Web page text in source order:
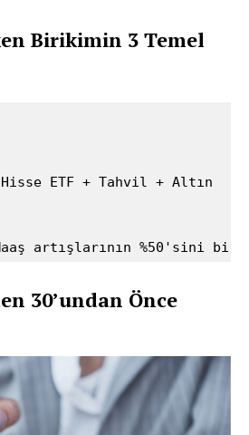
Birikimin 3 Temel
Hisse ETF + Tahvil + Altın
artışlarının %50'sini
30’undan Önce